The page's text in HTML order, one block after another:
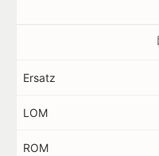
Ersatz
LOM
ROM